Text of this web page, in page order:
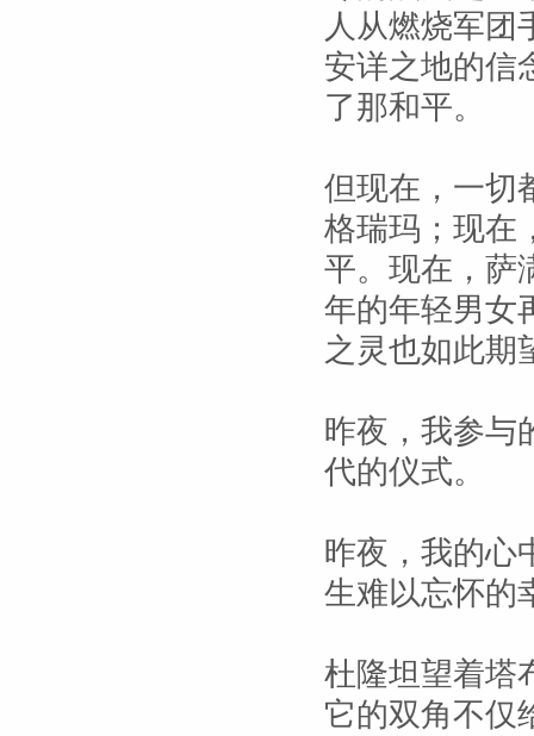
人从燃烧军团
安详之地的信
了那和平。
但现在，一切
格瑞玛；现在
平。现在，萨
年的年轻男女
之灵也如此期
昨夜，我参与
代的仪式。
昨夜，我的心
生难以忘怀的
杜隆坦望着塔
它的双角不仅